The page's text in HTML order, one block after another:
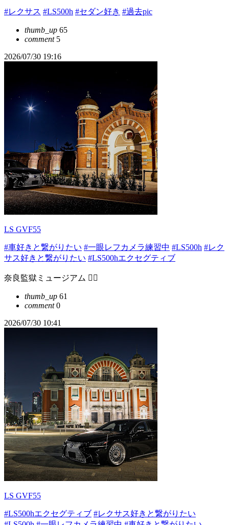
#レクサス #LS500h #セダン好き #過去pic
thumb_up 65
comment5
2026/07/30 19:16
LS GVF55
#車好きと繋がりたい #一眼レフカメラ練習中 #LS500h #レク
サス好きと繋がりたい #LS500hエクセグティブ
奈良監獄ミュージアム ❤️‍🔥
thumb_up 61
comment0
2026/07/30 10:41
LS GVF55
#LS500hエクセグティブ #レクサス好きと繋がりたい